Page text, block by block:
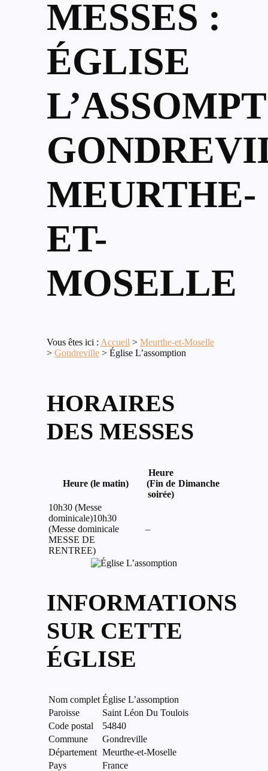
MESSES :
ÉGLISE
MEURTHE-
ET-
MOSELLE
Vous êtes ici : Accueil > Meurthe-et-Moselle
> Gondreville > Église L’assomption
HORAIRES
DES MESSES
Heure (le matin)
Heure
(Fin de
soirée)
Dimanche
10h30 (Messe
dominicale)10h30
(Messe dominicale
MESSE DE
RENTREE)
–
INFORMATIONS
SUR CETTE
ÉGLISE
Nom complet Église L’assomption
Paroisse
Saint Léon Du Toulois
Code postal
54840
Commune
Gondreville
Département Meurthe-et-Moselle
Pays
France